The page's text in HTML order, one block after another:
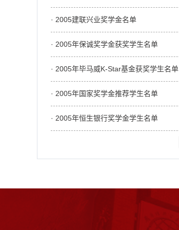
· 2005建联兴业奖学金名单
· 2005年保诚奖学金获奖学生名单
· 2005年毕马威K-Star基金获奖学生名单
· 2005年国家奖学金推荐学生名单
· 2005年恒生银行奖学金学生名单